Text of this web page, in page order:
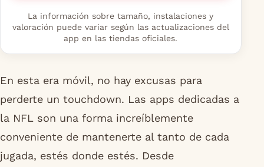
La información sobre tamaño, instalaciones y
valoración puede variar según las actualizaciones del
app en las tiendas oficiales.
En esta era móvil, no hay excusas para
perderte un touchdown. Las apps dedicadas a
la NFL son una forma increíblemente
conveniente de mantenerte al tanto de cada
jugada, estés donde estés. Desde